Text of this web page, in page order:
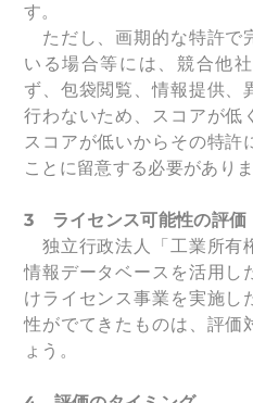
す。
ただし、画期的な特許で
いる場合等には、競合他
ず、包袋閲覧、情報提供、
行わないため、スコアが低
スコアが低いからその特許
ことに留意する必要がありま
3 ライセンス可能性の評価
独立行政法人「工業所有
情報データベースを活用し
けライセンス事業を実施し
性がでてきたものは、評価
ょう。